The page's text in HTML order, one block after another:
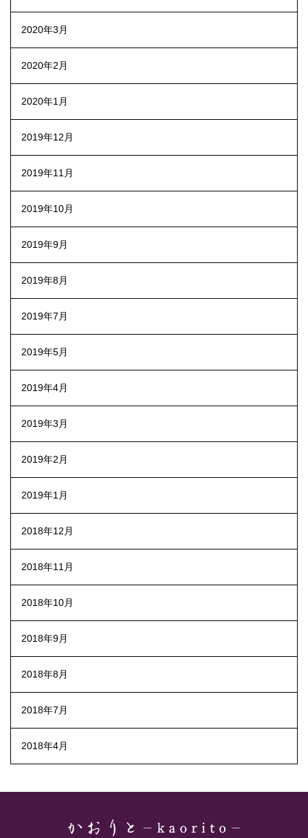
2020年3月
2020年2月
2020年1月
2019年12月
2019年11月
2019年10月
2019年9月
2019年8月
2019年7月
2019年5月
2019年4月
2019年3月
2019年2月
2019年1月
2018年12月
2018年11月
2018年10月
2018年9月
2018年8月
2018年7月
2018年4月